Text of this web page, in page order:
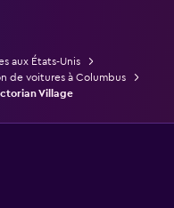
aux États-Unis
de voitures à Columbus
Village